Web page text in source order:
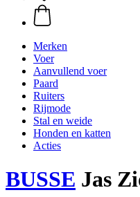
Merken
Voer
Aanvullend voer
Paard
Ruiters
Rijmode
Stal en weide
Honden en katten
Acties
BUSSE Jas